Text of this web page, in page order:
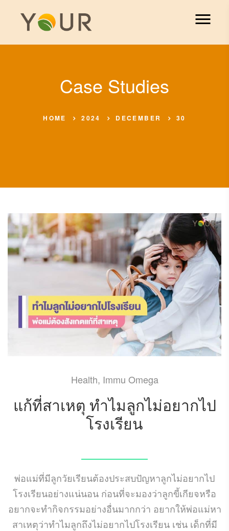
Case Studies
HOME 2024 DECEMBER 30
Health, Immu Omega
แก้ที่สาเหตุ ทำไมลูกไม่อยากไป
โรงเรียน
พ่อแม่ที่มีลูกวัยเรียนต้องประสบปัญหาลูกไม่อยากไป
โรงเรียนอย่างแน่นอน ก่อนที่จะมองว่าลูกขี้เกียจหรือ
อยากจะทำกิจกรรมอย่างอื่นมากกว่า อยากให้พ่อแม่หา
สาเหตุว่าทำไมลูกถึงไม่อยากไปโรงเรียน เช่น เด็กที่มี